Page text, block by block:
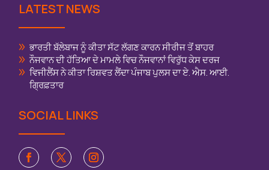
LATEST NEWS
ਭਾਰਤੀ ਬੱਲੇਬਾਜ ਨੂੰ ਕੀਤਾ ਸੱਟ ਲੱਗਣ ਕਾਰਨ ਸੀਰੀਜ ਤੋਂ ਬਾਹਰ
ਨੌਜਵਾਨ ਦੀ ਹੱਤਿਆ ਦੇ ਮਾਮਲੇ ਵਿਚ ਨੌਜਵਾਨਾਂ ਵਿਰੁੱਧ ਕੇਸ ਦਰਜ
ਵਿਜੀਲੈਂਸ ਨੇ ਕੀਤਾ ਰਿਸ਼ਵਤ ਲੈਂਦਾ ਪੰਜਾਬ ਪੁਲਸ ਦਾ ਏ. ਐਸ. ਆਈ.
ਗ੍ਰਿਫ਼ਤਾਰ
SOCIAL LINKS